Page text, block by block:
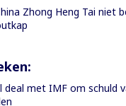
Zhong Heng Tai niet
deal met IMF om schuld